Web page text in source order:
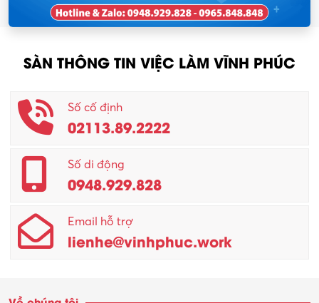
SÀN THÔNG TIN VIỆC LÀM VĨNH PHÚC
Số cố định
02113.89.2222
Số di động
0948.929.828
Email hỗ trợ
lienhe@vinhphuc.work